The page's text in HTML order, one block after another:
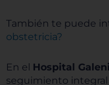
También te puede
obstetricia?
En el Hospital
seguimiento